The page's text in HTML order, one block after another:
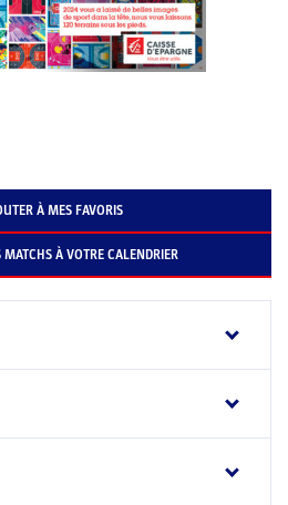
À MES FAVORIS
MATCHS À VOTRE CALENDRIER